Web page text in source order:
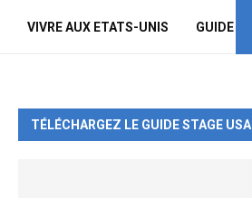
VIVRE AUX ETATS-UNIS GUIDE
TÉLÉCHARGEZ LE GUIDE STAGE USA